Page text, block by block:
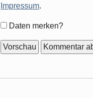
Impressum.
Formular-
Daten merken?